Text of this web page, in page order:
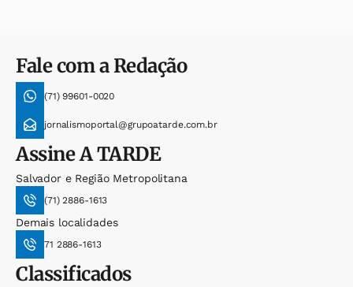
Fale com a Redação
(71) 99601-0020
jornalismoportal@grupoatarde.com.br
AssineA TARDE
Salvador e Região Metropolitana
(71) 2886-1613
Demais localidades
71 2886-1613
Classificados